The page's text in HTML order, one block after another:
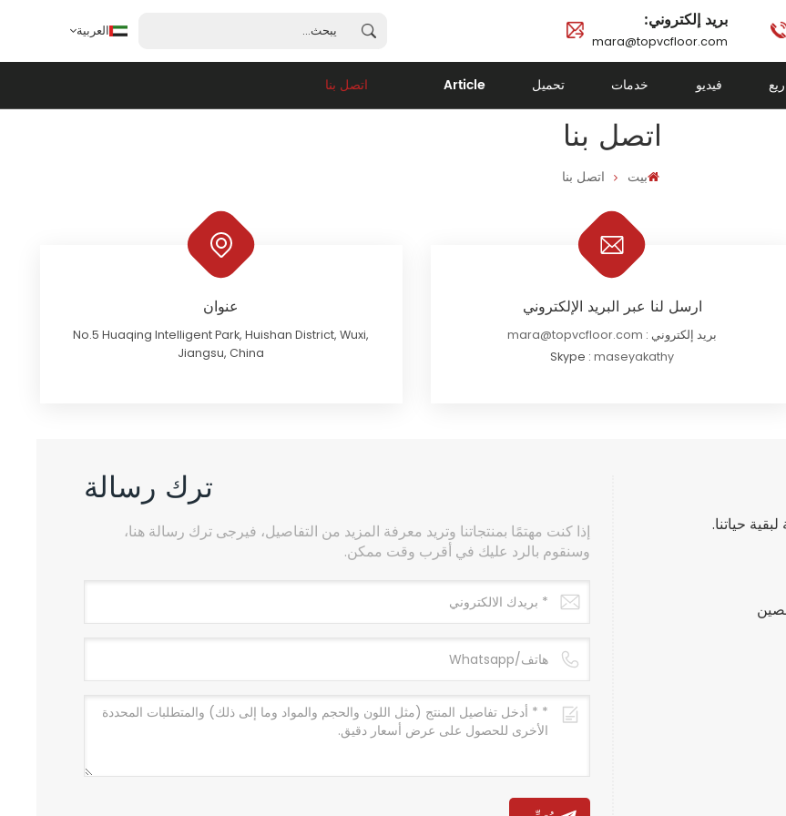
بريد إلكتروني:
mara@topvcfloor.com
العربية
العربية
فيديو خدمات تحميل Article اتصل بنا
اتصل بنا
بيت اتصل بنا
ارسل لنا عبر البريد الإلكتروني
بريد إلكتروني : mara@topvcfloor.com
Skype : maseyakathy
عنوان
No.5 Huaqing Intelligent Park, Huishan District, Wuxi,
Jiangsu, China
ترك رسالة
إذا كنت مهتمًا بمنتجاتنا وتريد معرفة المزيد من التفاصيل، فيرجى ترك رسالة هنا،
وسنقوم بالرد عليك في أقرب وقت ممكن.
حياتنا.